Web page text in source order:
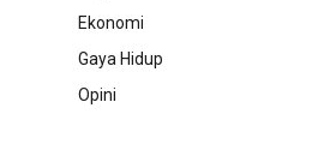
Ekonomi
Gaya Hidup
Opini